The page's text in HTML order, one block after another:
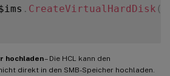
. CreateVirtualHardDisk (
hochladen– Die HCL kann den
direkt in den SMB-Speicher hochladen.